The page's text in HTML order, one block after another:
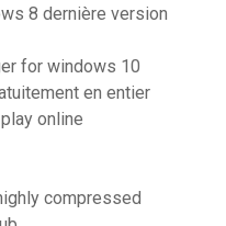
8 dernière version
for windows 10
en entier
online
compressed